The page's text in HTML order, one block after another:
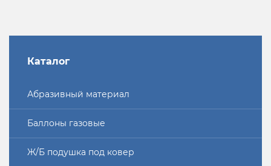
Каталог
Абразивный материал
Баллоны газовые
Ж/Б подушка под ковер